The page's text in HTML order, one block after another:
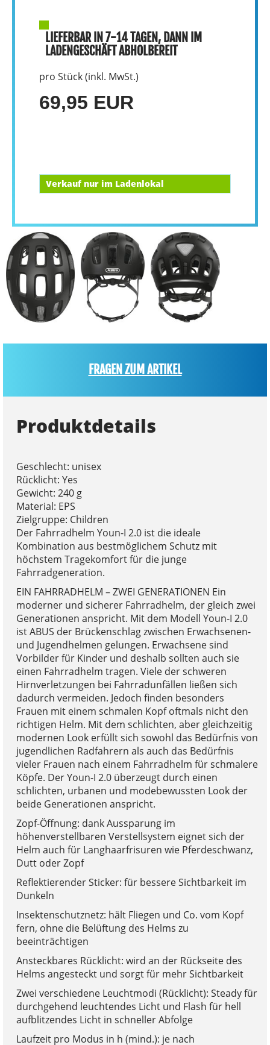
LIEFERBAR IN 7-14 TAGEN, DANN IM
LADENGESCHÄFT ABHOLBEREIT
pro Stück (inkl. MwSt.)
69,95 EUR
Verkauf nur im Ladenlokal
FRAGEN ZUM ARTIKEL
Produktdetails
Geschlecht: unisex
Rücklicht: Yes
Gewicht: 240 g
Material: EPS
Zielgruppe: Children
Der Fahrradhelm Youn-I 2.0 ist die ideale
Kombination aus bestmöglichem Schutz mit
höchstem Tragekomfort für die junge
Fahrradgeneration.
EIN FAHRRADHELM – ZWEI GENERATIONEN Ein
moderner und sicherer Fahrradhelm, der gleich zwei
Generationen anspricht. Mit dem Modell Youn-I 2.0
ist ABUS der Brückenschlag zwischen Erwachsenen-
und Jugendhelmen gelungen. Erwachsene sind
Vorbilder für Kinder und deshalb sollten auch sie
einen Fahrradhelm tragen. Viele der schweren
Hirnverletzungen bei Fahrradunfällen ließen sich
dadurch vermeiden. Jedoch finden besonders
Frauen mit einem schmalen Kopf oftmals nicht den
richtigen Helm. Mit dem schlichten, aber gleichzeitig
modernen Look erfüllt sich sowohl das Bedürfnis von
jugendlichen Radfahrern als auch das Bedürfnis
vieler Frauen nach einem Fahrradhelm für schmalere
Köpfe. Der Youn-I 2.0 überzeugt durch einen
schlichten, urbanen und modebewussten Look der
beide Generationen anspricht.
Zopf-Öffnung: dank Aussparung im
höhenverstellbaren Verstellsystem eignet sich der
Helm auch für Langhaarfrisuren wie Pferdeschwanz,
Dutt oder Zopf
Reflektierender Sticker: für bessere Sichtbarkeit im
Dunkeln
Insektenschutznetz: hält Fliegen und Co. vom Kopf
fern, ohne die Belüftung des Helms zu
beeinträchtigen
Ansteckbares Rücklicht: wird an der Rückseite des
Helms angesteckt und sorgt für mehr Sichtbarkeit
Zwei verschiedene Leuchtmodi (Rücklicht): Steady für
durchgehend leuchtendes Licht und Flash für hell
aufblitzendes Licht in schneller Abfolge
Laufzeit pro Modus in h (mind.): je nach